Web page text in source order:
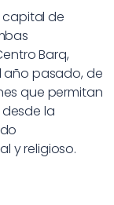
capital de
Barq,
año pasado, de
que permitan
desde la
y religioso.